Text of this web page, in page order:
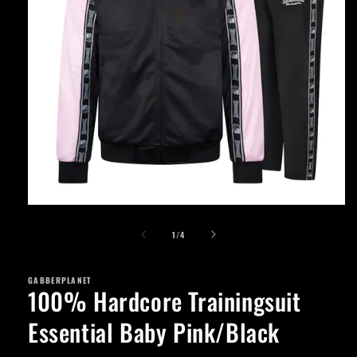
modale
1 /su
4
GABBERPLANET
100% Hardcore Trainingsuit
Essential Baby Pink/Black